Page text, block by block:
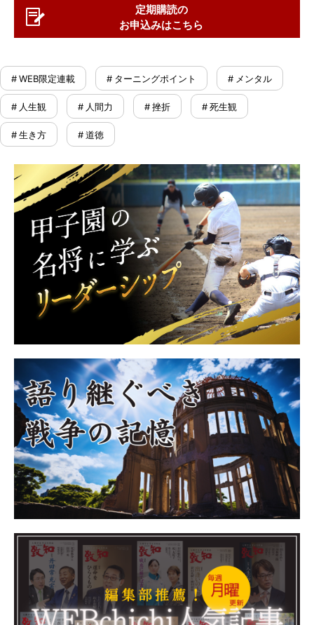
定期購読の
お申込みはこちら
# WEB限定連載 # ターニングポイント # メンタル
# 人生観 # 人間力 # 挫折 # 死生観
# 生き方 # 道徳